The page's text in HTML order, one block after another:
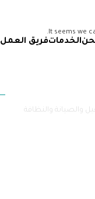
الخدماتفريق العمل
It seems we
والصيانة والنظافة